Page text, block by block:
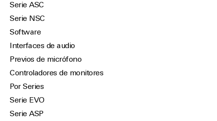
Serie ASC
Serie NSC
Software
Interfaces de audio
Previos de micrófono
Controladores de monitores
Por Series
Serie EVO
Serie ASP